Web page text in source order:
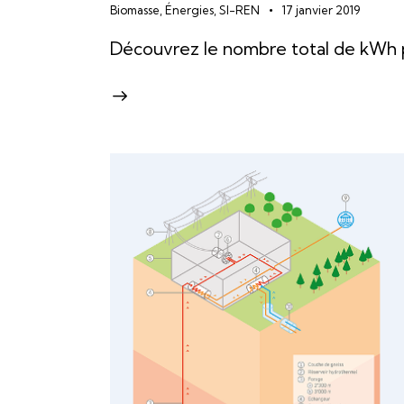
Biomasse Énergies SI-REN 17 janvier 2019
Découvrez le nombre total de kWh